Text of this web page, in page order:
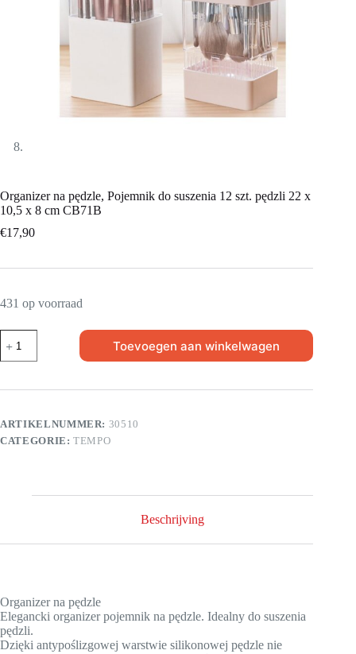
Organizer na pędzle, Pojemnik do suszenia 12 szt. pędzli 22 x
10,5 x 8 cm CB71B
€17,90
431 op voorraad
Toevoegen aan winkelwagen
ARTIKELNUMMER: 30510
CATEGORIE:TEMPO
Beschrijving
Organizer na pędzle
Elegancki organizer pojemnik na pędzle. Idealny do suszenia
pędzli.
Dzięki antypoślizgowej warstwie silikonowej pędzle nie